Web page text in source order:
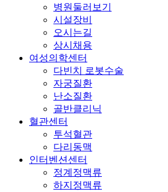
병원둘러보기
시설장비
오시는길
상시채용
여성의학센터
다빈치 로봇수술
자궁질환
난소질환
골반클리닉
혈관센터
투석혈관
다리동맥
인터벤션센터
정계정맥류
하지정맥류